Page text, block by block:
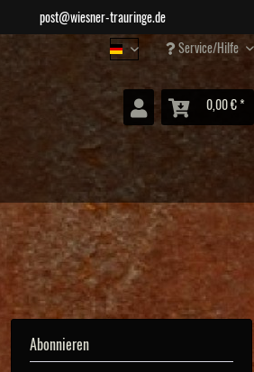
post@wiesner-trauringe.de
Wiesner SchmuckService/Hilfe
0,00 € *
Abonnieren